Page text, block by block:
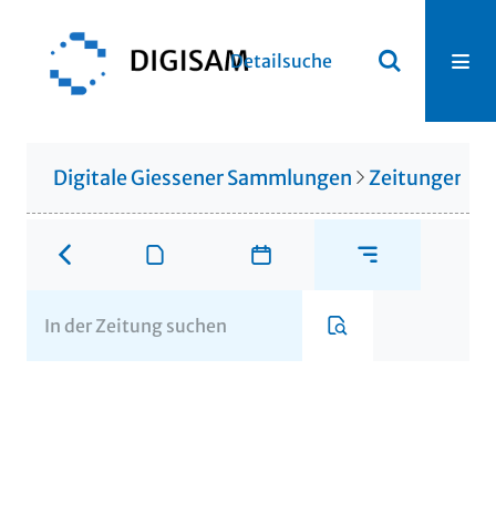
Detailsuche
Digitale Giessener Sammlungen Zeitungen